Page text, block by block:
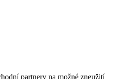
partnery na možné zneužití